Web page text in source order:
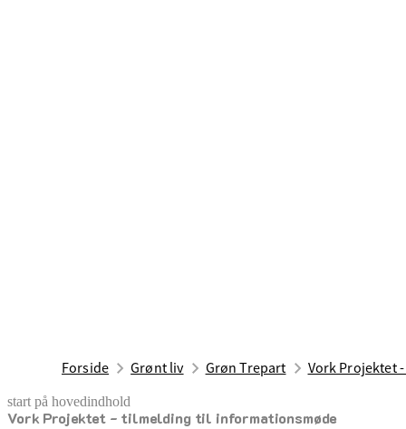
Forside Grønt liv Grøn Trepart Vork Projektet
start på hovedindhold
Vork Projektet - tilmelding til informationsmøde
senest opdateret 17. februar 2026